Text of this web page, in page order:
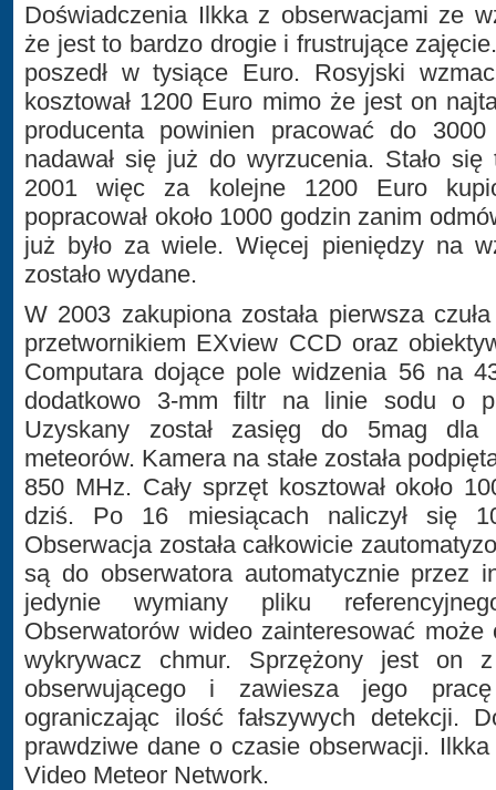
Doświadczenia Ilkka z obserwacjami ze
że jest to bardzo drogie i frustrujące
poszedł w tysiące Euro. Rosyjski
kosztował 1200 Euro mimo że jest on
producenta powinien pracować do
nadawał się już do wyrzucenia. Stało
2001 więc za kolejne 1200 Euro
popracował około 1000 godzin zanim
już było za wiele. Więcej pieniędzy na
zostało wydane.
W 2003 zakupiona została pierwsza
przetwornikiem EXview CCD oraz
Computara dojące pole widzenia 56 na
dodatkowo 3-mm filtr na linie sodu o
Uzyskany został zasięg do 5mag
meteorów. Kamera na stałe została
850 MHz. Cały sprzęt kosztował około
dziś. Po 16 miesiącach naliczył się
Obserwacja została całkowicie
są do obserwatora automatycznie przez
jedynie wymiany pliku
Obserwatorów wideo zainteresować
wykrywacz chmur. Sprzężony jest on
obserwującego i zawiesza jego
ograniczając ilość fałszywych detekcji.
prawdziwe dane o czasie obserwacji.
Video Meteor Network.